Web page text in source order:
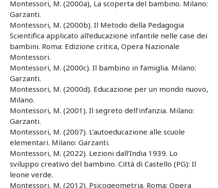
Montessori, M. (2000a), La scoperta del bambino. Milano:
Garzanti.
Montessori, M. (2000b). Il Metodo della Pedagogia
Scientifica applicato all’educazione infantile nelle case dei
bambini. Roma: Edizione critica, Opera Nazionale
Montessori.
Montessori, M. (2000c). Il bambino in famiglia. Milano:
Garzanti.
Montessori, M. (2000d). Educazione per un mondo nuovo,
Milano.
Montessori, M. (2001). Il segreto dell’infanzia. Milano:
Garzanti.
Montessori, M. (2007). L’autoeducazione alle scuole
elementari. Milano: Garzanti.
Montessori, M. (2022). Lezioni dall’India 1939. Lo
sviluppo creativo del bambino. Città di Castello (PG): Il
leone verde.
Montessori, M. (2012). Psicogeometria. Roma: Opera